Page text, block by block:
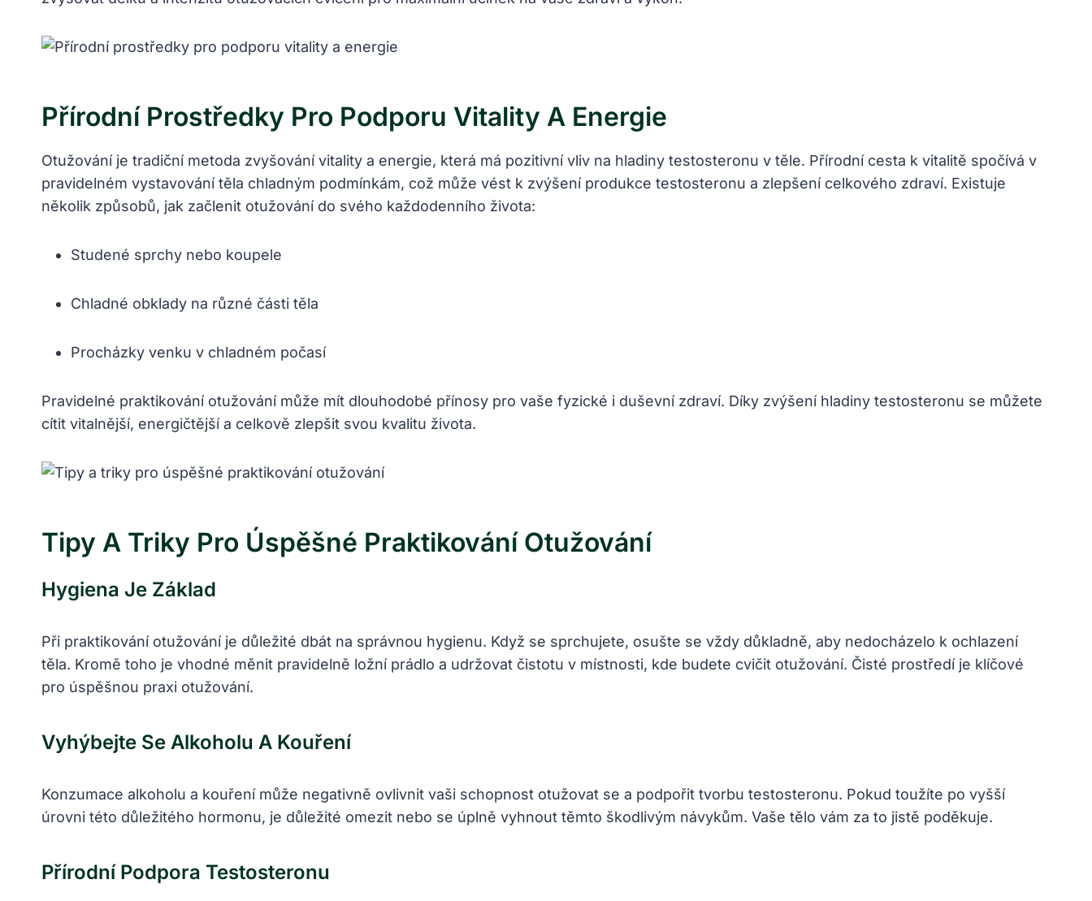
Přírodní ‌prostředky Pro Podporu Vitality A ‌energie
Otužování je tradiční metoda zvyšování vitality a energie, ​která má pozitivní vliv na hladiny testosteronu v těle. Přírodní cesta k vitalitě spočívá v
pravidelném vystavování těla chladným podmínkám, ⁤což může vést k zvýšení produkce testosteronu a zlepšení celkového zdraví. ⁢Existuje
několik způsobů, jak‍ začlenit otužování do ​svého každodenního života:
Studené sprchy nebo koupele
Chladné obklady na různé části těla
Procházky venku v chladném ‍počasí
Pravidelné praktikování otužování⁤ může mít dlouhodobé přínosy pro vaše fyzické i ​duševní zdraví. Díky zvýšení hladiny testosteronu se můžete
cítit vitalnější, energičtější a celkově zlepšit svou kvalitu života.
Tipy A Triky Pro Úspěšné Praktikování Otužování
Hygiena Je Základ
Při praktikování‍ otužování je důležité dbát ⁢na správnou hygienu. ⁢Když se sprchujete, osušte se vždy důkladně, aby ‍nedocházelo k ochlazení
těla. Kromě toho je vhodné měnit pravidelně ložní prádlo a udržovat čistotu‌ v místnosti, kde budete cvičit otužování. Čisté prostředí je ⁤klíčové
pro⁢ úspěšnou praxi otužování.
Vyhýbejte Se Alkoholu A Kouření
Konzumace alkoholu a kouření může negativně ovlivnit vaši schopnost otužovat se a ‌podpořit tvorbu testosteronu. ​Pokud toužíte po ⁢vyšší​
úrovni této ‍důležitého hormonu, je důležité omezit nebo se úplně vyhnout těmto škodlivým návykům. Vaše tělo vám za to jistě poděkuje.
Přírodní Podpora ⁢testosteronu